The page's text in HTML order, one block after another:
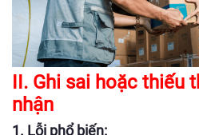
II. Ghi sai hoặc thiếu
nhận
1. Lỗi phổ biến: